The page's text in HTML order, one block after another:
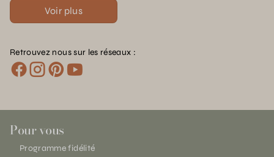
Voir plus
Retrouvez nous sur les réseaux :
Pour vous
Programme fidélité